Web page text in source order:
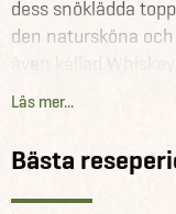
dess snöklädda
den natursköna
även kallad
vyer, varierande
Vår resa leds av en
ett erfaret, lokalt
Läs mer...
Bästa